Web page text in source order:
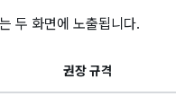
두 화면에 노출됩니다.
권장 규격